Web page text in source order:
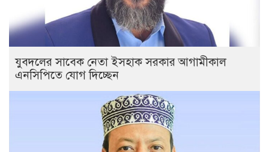
যুবদলের সাবেক নেতা ইসহাক সরকার আগামীকাল
এনসিপিতে যোগ দিচ্ছেন